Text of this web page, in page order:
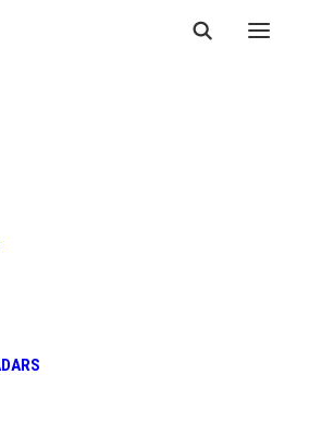
FNR CONCEPT :
AUTOMOBILE !